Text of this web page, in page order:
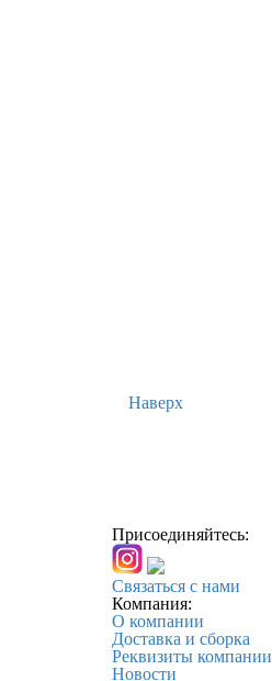
Наверх
Присоединяйтесь:
Связаться с нами
Компания:
О компании
Доставка и сборка
Реквизиты компании
Новости